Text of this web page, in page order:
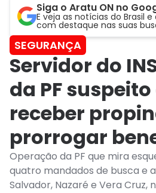
Siga o Aratu ON no
E veja as notícias do Brasil e
com destaque nas suas
SEGURANÇA
Servidor do
da PF
receber
prorrogar
Operação da PF que mira
quatro mandados de busca e
Salvador, Nazaré e Vera Cruz,